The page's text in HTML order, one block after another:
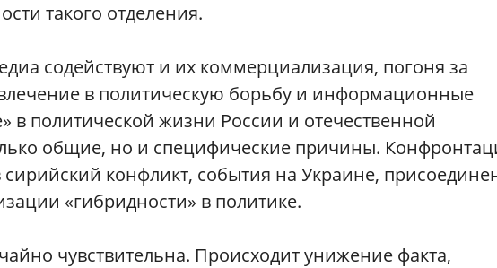
такого отделения.
содействуют и их коммерциализация, погоня за
в политическую борьбу и информационные
в политической жизни России и отечественной
общие, но и специфические причины.
конфликт, события на Украине,
«гибридности» в политике.
чувствительна. Происходит унижение факта,